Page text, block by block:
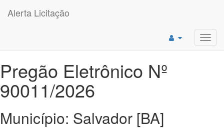
Alerta Licitação
Pregão Eletrônico Nº
90011/2026
Município: Salvador [BA]